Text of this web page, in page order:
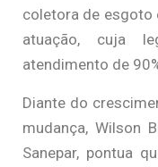
coletora de esgoto
atuação, cuja
atendimento de
Diante do
mudança, Wilson
Sanepar, pontua